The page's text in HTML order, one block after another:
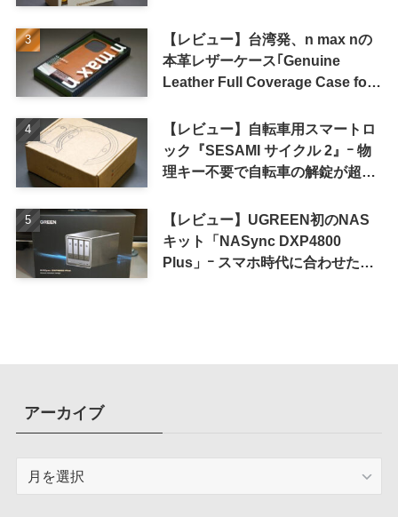
【レビュー】台湾発、n max nの
本革レザーケース｢Genuine
Leather Full Coverage Case for
【レビュー】自転車用スマートロ
ック『SESAMI サイクル 2』ｰ 物
理キー不要で自転車の解錠が超簡
【レビュー】UGREEN初のNAS
キット「NASync DXP4800
Plus」ｰ スマホ時代に合わせた設
アーカイブ